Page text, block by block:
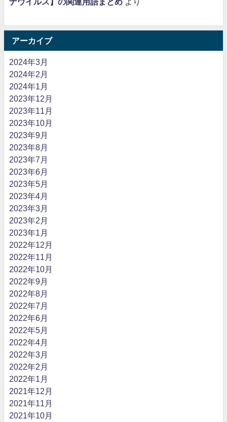
アーカイブ
2024年3月
2024年2月
2024年1月
2023年12月
2023年11月
2023年10月
2023年9月
2023年8月
2023年7月
2023年6月
2023年5月
2023年4月
2023年3月
2023年2月
2023年1月
2022年12月
2022年11月
2022年10月
2022年9月
2022年8月
2022年7月
2022年6月
2022年5月
2022年4月
2022年3月
2022年2月
2022年1月
2021年12月
2021年11月
2021年10月